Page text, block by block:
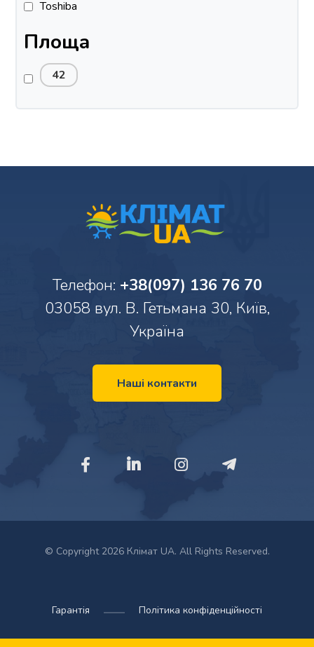
Toshiba
Площа
42
Телефон: +38(097) 136 76 70
03058 вул. В. Гетьмана 30, Київ,
Україна
Наші контакти
© Copyright 2026 Клімат UA. All Rights Reserved.
Політика конфіденційності
Гарантія